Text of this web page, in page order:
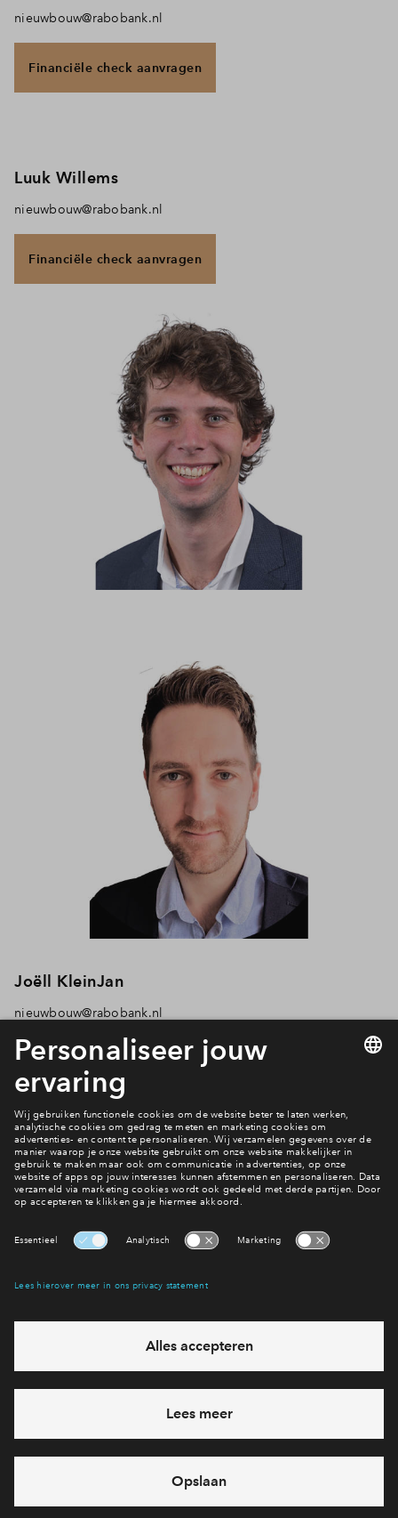
nieuwbouw@rabobank.nl
Financiële check aanvragen
Luuk Willems
nieuwbouw@rabobank.nl
Financiële check aanvragen
Joëll KleinJan
nieuwbouw@rabobank.nl
Financiële check aanvragen
Jouw eigen account
Mijn Eigen Huis
eventuele projecten
Ja, ik wil mij aanmelden
Heb je een vraag en wil je direct antwoord? Bel ons op088
71 22 660
6 dagen per week beschikbaar (behalve tijdens
feestdagen)